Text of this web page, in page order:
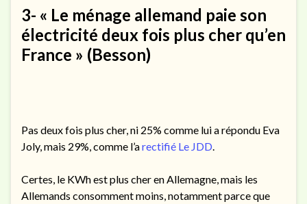
3- « Le ménage allemand paie son
électricité deux fois plus cher qu’en
France » (Besson)
Pas deux fois plus cher, ni 25% comme lui a répondu Eva
Joly, mais 29%, comme l’arectifié Le JDD.
Certes, le KWh est plus cher en Allemagne, mais les
Allemands consomment moins, notamment parce que